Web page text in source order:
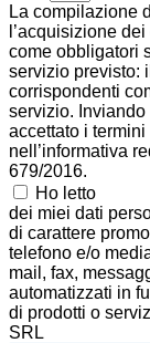
La compilazione
l’acquisizione
come obbligatori
servizio previsto:
corrispondenti
servizio.
accettato i
nell’informativa
679/2016.
Ho letto
dei miei dati
di carattere
telefono e/o
mail, fax,
automatizzati in
di prodotti o
SRL